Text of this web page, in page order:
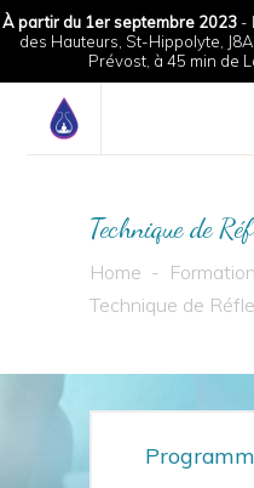
À partir du 1er septembre 2023-
des Hauteurs, St-Hippolyte,
Prévost, à 45 min de
Technique de
Home -
Technique de